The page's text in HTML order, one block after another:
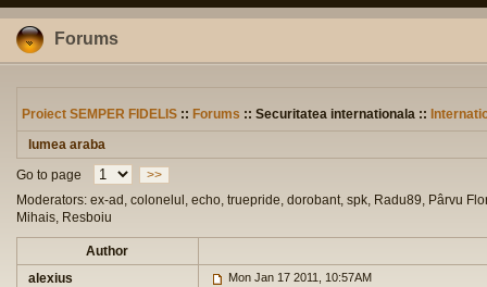
Forums
Proiect SEMPER FIDELIS :: Forums :: Securitatea internationala ::
lumea araba
Go to page
>>
Moderators: ex-ad, colonelul, echo, truepride, dorobant, spk, Radu89, Pârvu
Mihais, Resboiu
Author
alexius
Mon Jan 17 2011, 10:57AM